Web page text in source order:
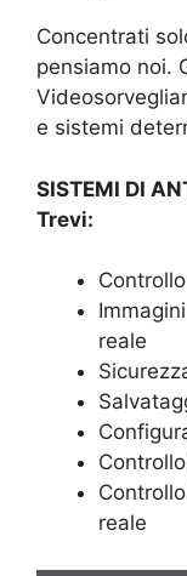
Concentrati
pensiamo noi.
e sistemi
SISTEMI DI
Trevi:
reale
reale